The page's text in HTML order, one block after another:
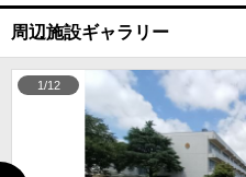
周辺施設ギャラリー
1/12